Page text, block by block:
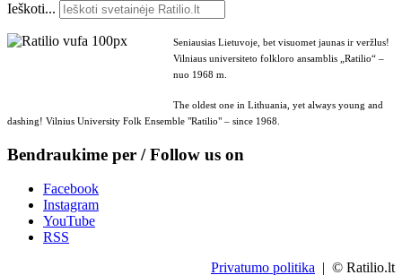
Ieškoti...
Seniausias Lietuvoje, bet visuomet jaunas ir veržlus!
Vilniaus universiteto folkloro ansamblis „Ratilio“ –
nuo 1968 m.
The oldest one in Lithuania, yet always young and
dashing! Vilnius University Folk Ensemble "Ratilio" – since 1968.
Bendraukime per / Follow us on
Facebook
Instagram
YouTube
RSS
Privatumo politika | © Ratilio.lt